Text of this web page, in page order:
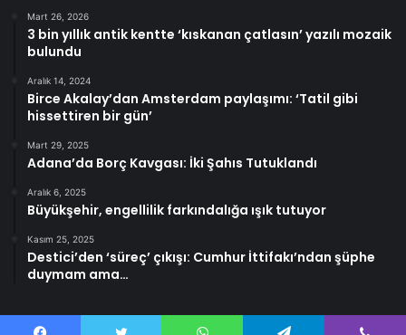
Mart 26, 2026
3 bin yıllık antik kentte ‘kıskanan çatlasın’ yazılı mozaik
bulundu
Aralık 14, 2024
Birce Akalay’dan Amsterdam paylaşımı: ‘Tatil gibi
hissettiren bir gün’
Mart 29, 2025
Adana’da Borç Kavgası: İki Şahıs Tutuklandı
Aralık 6, 2025
Büyükşehir, engellilik farkındalığa ışık tutuyor
Kasım 25, 2025
Destici’den ‘süreç’ çıkışı: Cumhur İttifakı’ndan şüphe
duymam ama…